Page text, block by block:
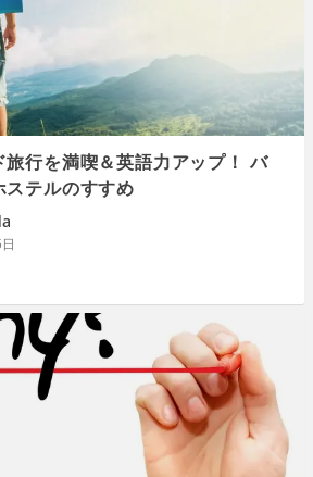
旅行を満喫＆英語力アップ！ バ
ステルのすすめ